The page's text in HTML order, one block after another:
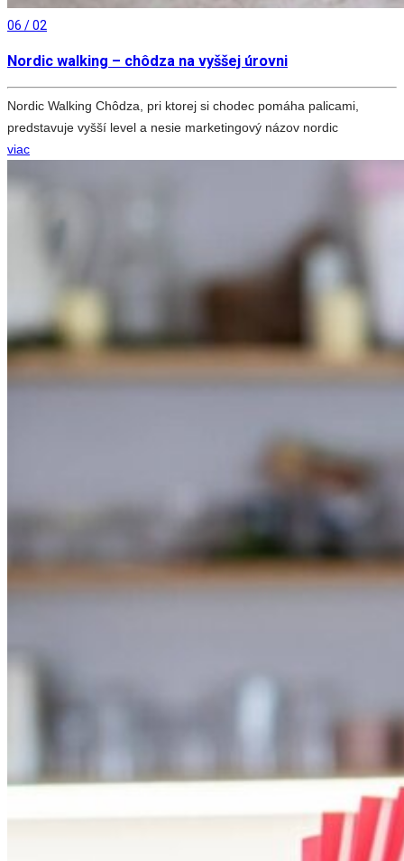
06 / 02
Nordic walking – chôdza na vyššej úrovni
Nordic Walking Chôdza, pri ktorej si chodec pomáha palicami,
predstavuje vyšší level a nesie marketingový názov nordic
viac